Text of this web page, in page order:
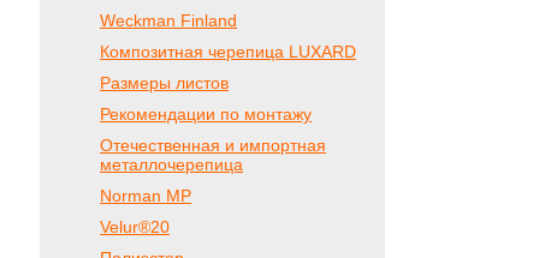
Weckman Finland
Композитная черепица LUXARD
Размеры листов
Рекомендации по монтажу
Отечественная и импортная
металлочерепица
Norman MP
Velur®20